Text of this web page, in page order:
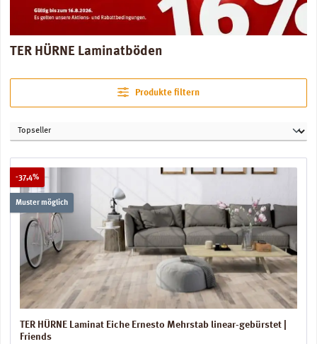
TER HÜRNE Laminatböden
Produkte filtern
-37,4%Rabatt
Muster möglich
TER HÜRNE Laminat Eiche Ernesto Mehrstab linear-gebürstet |
Friends